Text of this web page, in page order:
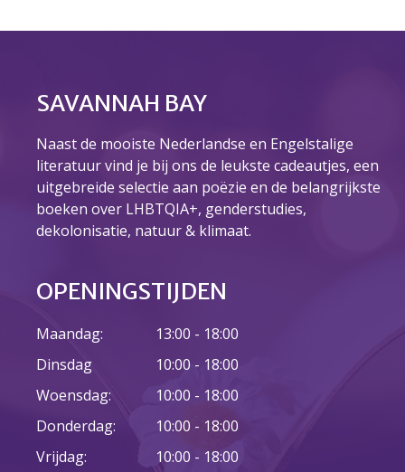
januari 2021
juli 2020
juni 2020
mei 2020
april 2020
Agenda
Fictie
Lustrum
Nieuws
SAVANNAH BAY
Naast de mooiste Nederlandse en Engelstalige
literatuur vind je bij ons de leukste cadeautjes, een
uitgebreide selectie aan poëzie en de belangrijkste
boeken over LHBTQIA+, genderstudies,
dekolonisatie, natuur & klimaat.
OPENINGSTIJDEN
Maandag:
Dinsdag
Woensdag:
Donderdag:
Vrijdag:
13:00 - 18:00
10:00 - 18:00
10:00 - 18:00
10:00 - 18:00
10:00 - 18:00